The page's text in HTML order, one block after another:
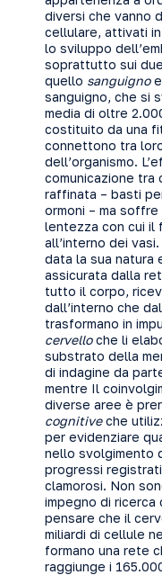
diversi che vanno
cellulare, attivati
lo sviluppo
soprattutto sui
quello sanguignoe
sanguigno, che si
media di oltre
costituito da una
connettono tra
dell’organismo.
comunicazione tra
raffinata – basti
ormoni – ma
lentezza con cui il
all’interno dei
data la sua natura
assicurata dalla
tutto il corpo,
dall’interno che
trasformano in
cervelloche li
substrato della
di indagine da
mentre Il
diverse aree è
cognitiveche
per evidenziare
nello svolgimento
progressi
clamorosi. Non
impegno di ricerca
pensare che il
miliardi di cellule
formano una rete
raggiunge i